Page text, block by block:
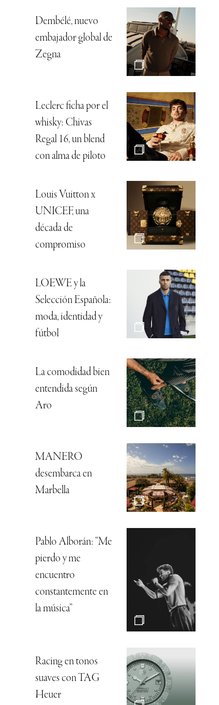
Dembélé, nuevo
embajador global de
Zegna
Leclerc ficha por el
whisky: Chivas
Regal 16, un blend
con alma de piloto
Louis Vuitton x
UNICEF, una
década de
compromiso
LOEWE y la
Selección Española:
moda, identidad y
fútbol
La comodidad bien
entendida según
Aro
MANERO
desembarca en
Marbella
Pablo Alborán: “Me
pierdo y me
encuentro
constantemente en
la música”
Racing en tonos
suaves con TAG
Heuer